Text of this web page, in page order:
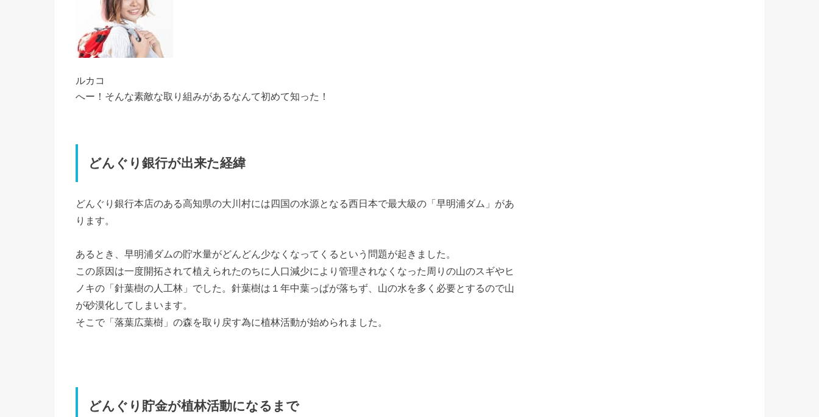
ルカコ
へー！そんな素敵な取り組みがあるなんて初めて知った！
どんぐり銀行が出来た経緯
どんぐり銀行本店のある高知県の大川村には四国の水源となる西日本で最大級の「早明浦ダム」があ
ります。
あるとき、早明浦ダムの貯水量がどんどん少なくなってくるという問題が起きました。
この原因は一度開拓されて植えられたのちに人口減少により管理されなくなった周りの山のスギやヒ
ノキの「針葉樹の人工林」でした。針葉樹は１年中葉っぱが落ちず、山の水を多く必要とするので山
が砂漠化してしまいます。
そこで「落葉広葉樹」の森を取り戻す為に植林活動が始められました。
どんぐり貯金が植林活動になるまで